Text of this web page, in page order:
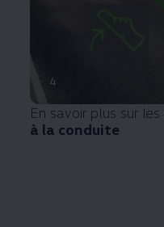
4
En savoir plus sur les
à la conduite